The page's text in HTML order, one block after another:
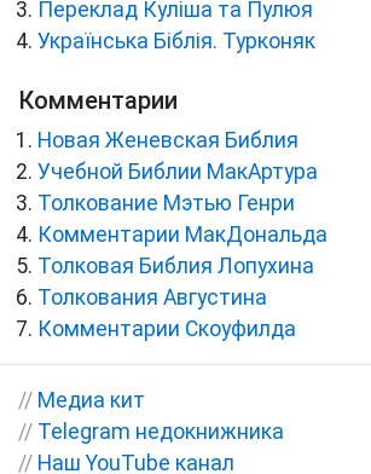
Переклад Куліша та Пулюя
Українська Біблія. Турконяк
Комментарии
Новая Женевская Библия
Учебной Библии МакАртура
Толкование Мэтью Генри
Комментарии МакДональда
Толковая Библия Лопухина
Толкования Августина
Комментарии Скоуфилда
// Медиа кит
// Telegram недокнижника
// Наш YouTube канал